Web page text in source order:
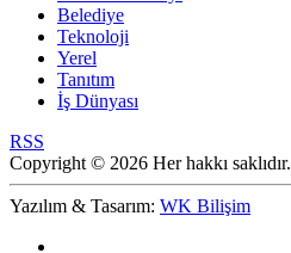
Belediye
Teknoloji
Yerel
Tanıtım
İş Dünyası
RSS
Copyright © 2026 Her hakkı saklıdır.
Yazılım & Tasarım: WK Bilişim